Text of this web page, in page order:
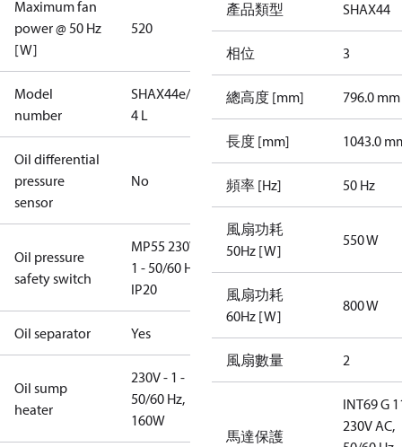
Maximum fan
power @ 50 Hz
[W]
520
Model
number
SHAX44e/475-
4 L
Oil differential
pressure
sensor
No
Oil pressure
safety switch
MP55 230V -
1 - 50/60 Hz,
IP20
Oil separator Yes
Oil sump
heater
230V - 1 -
50/60 Hz,
160W
產品類型 SHAX44
相位 3
總高度 [mm] 796.0 mm
長度 [mm] 1043.0
頻率 [Hz] 50 Hz
風扇功耗
50Hz [W]
550 W
風扇功耗
60Hz [W]
800 W
風扇數量 2
馬達保護
INT69 G
230V AC,